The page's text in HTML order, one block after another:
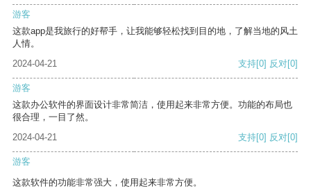
游客
这款app是我旅行的好帮手，让我能够轻松找到目的地，了解当地的风土
人情。
2024-04-21
支持[0] 反对[0]
游客
这款办公软件的界面设计非常简洁，使用起来非常方便。功能的布局也
很合理，一目了然。
2024-04-21
支持[0] 反对[0]
游客
这款软件的功能非常强大，使用起来非常方便。